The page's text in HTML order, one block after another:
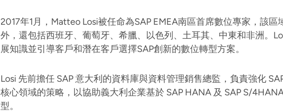
2017年1月，Matteo Losi被任命為SAP EMEA南區首席數位專家，該區
外，還包括西班牙、葡萄牙、希臘、以色列、土耳其、中東和非洲。
展知識並引導客戶和潛在客戶選擇SAP創新的數位轉型方案。
Losi 先前擔任 SAP 意大利的資料庫與資料管理銷售總監，負責強化
核心領域的策略，以協助義大利企業基於 SAP HANA 及 SAP S/
型。